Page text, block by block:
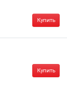
Купить
Купить